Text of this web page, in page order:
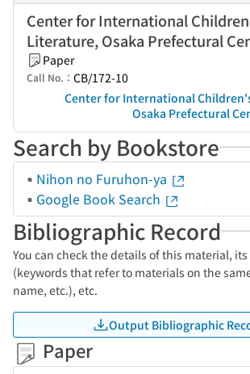
Center for International
Literature, Osaka Prefectural
Paper
Call No.： CB/172-10
Center for International
Osaka Prefectural
Search by Bookstore
Nihon no Furuhon-ya
Google Book Search
Bibliographic Record
You can check the details of this material,
(keywords that refer to materials on the
name, etc.), etc.
Output Bibliographic
Paper